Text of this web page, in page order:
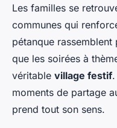
Les familles se
communes qui
pétanque
que les soirées à
véritable village festif
moments de partage
prend tout son sens.